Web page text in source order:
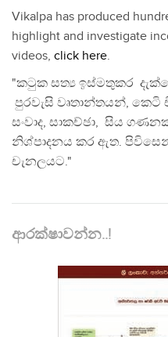
Vikalpa has produced
highlight and investigate
videos, click here.
"කටුක සත්‍ය ඉස්මතුකර
පුරවැසි වෘතාන්තයන්, කෙටි
සංවාද, සාකච්ඡා, සිය
නිශ්පාදනය කර ඇත.
චැනලයට."
ආරක්ෂාවන්න..!